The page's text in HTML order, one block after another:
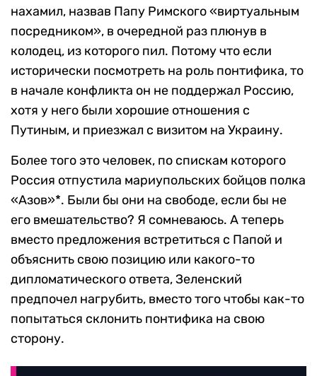
нахамил, назвав Папу Римского «виртуальным
посредником», в очередной раз плюнув в
колодец, из которого пил. Потому что если
исторически посмотреть на роль понтифика, то
в начале конфликта он не поддержал Россию,
хотя у него были хорошие отношения с
Путиным, и приезжал с визитом на Украину.
Более того это человек, по спискам которого
Россия отпустила мариупольских бойцов полка
«Азов»*. Были бы они на свободе, если бы не
его вмешательство? Я сомневаюсь. А теперь
вместо предложения встретиться с Папой и
объяснить свою позицию или какого-то
дипломатического ответа, Зеленский
предпочел нагрубить, вместо того чтобы как-то
попытаться склонить понтифика на свою
сторону.